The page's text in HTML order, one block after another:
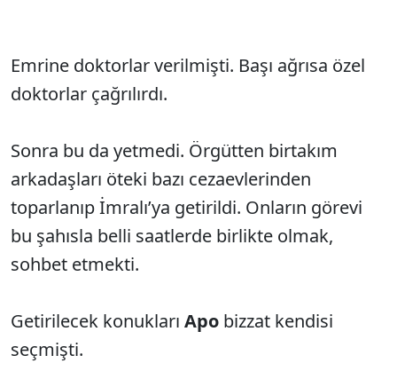
Emrine doktorlar verilmişti. Başı ağrısa özel
doktorlar çağrılırdı.
Sonra bu da yetmedi. Örgütten birtakım
arkadaşları öteki bazı cezaevlerinden
toparlanıp İmralı’ya getirildi. Onların görevi
bu şahısla belli saatlerde birlikte olmak,
sohbet etmekti.
Getirilecek konukları Apo bizzat kendisi
seçmişti.